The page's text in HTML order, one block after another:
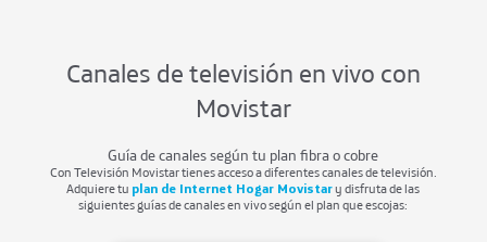
Canales de televisión en vivo con
Movistar
Guía de canales según tu plan fibra o cobre
Con Televisión Movistar tienes acceso a diferentes canales de televisión.
Adquiere tu plan de Internet Hogar Movistary disfruta de las
siguientes guías de canales en vivo según el plan que escojas: